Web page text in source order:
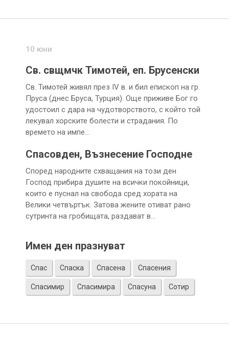
10 юни
Св. свщмчк Тимотей, еп. Брусенски
Св. Тимотей живял през IV в. и бил епископ на гр.
Пруса (днес Бруса, Турция). Още приживе Бог го
удостоил с дара на чудотворството, с който той
лекувал хорските болести и страдания. По
времето на импе…
Спасовден, Възнесение Господне
Според народните схващания на този ден
Господ прибира душите на всички покойници,
които е пуснал на свобода сред хората на
Велики четвъртък. Затова жените отиват рано
сутринта на гробищата, раздават в…
Имен ден празнуват
Спас Спаска Спасена Спасения
Спасимир Спасимира Спасуна Сотир